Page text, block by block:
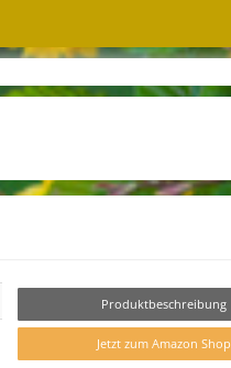
Produktbeschreibung
Jetzt zum Amazon Shop